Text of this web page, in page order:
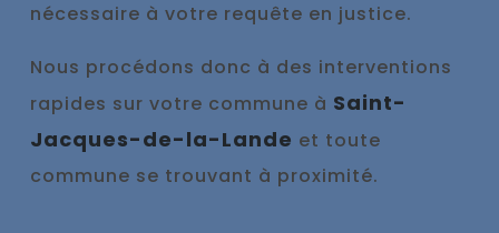
nécessaire à votre requête en justice.
Nous procédons donc à des interventions
rapides sur votre commune à Saint-
Jacques-de-la-Lande et toute
commune se trouvant à proximité.